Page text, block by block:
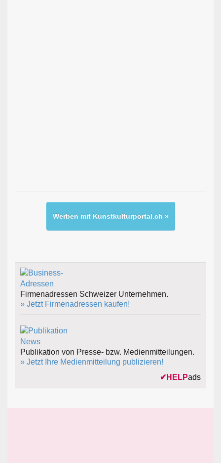
Werben mit Kunstkulturportal.ch »
Firmenadressen Schweizer Unternehmen.
» Jetzt Firmenadressen kaufen!
Publikation von Presse- bzw. Medienmitteilungen.
» Jetzt Ihre Medienmitteilung publizieren!
✔ HELPads